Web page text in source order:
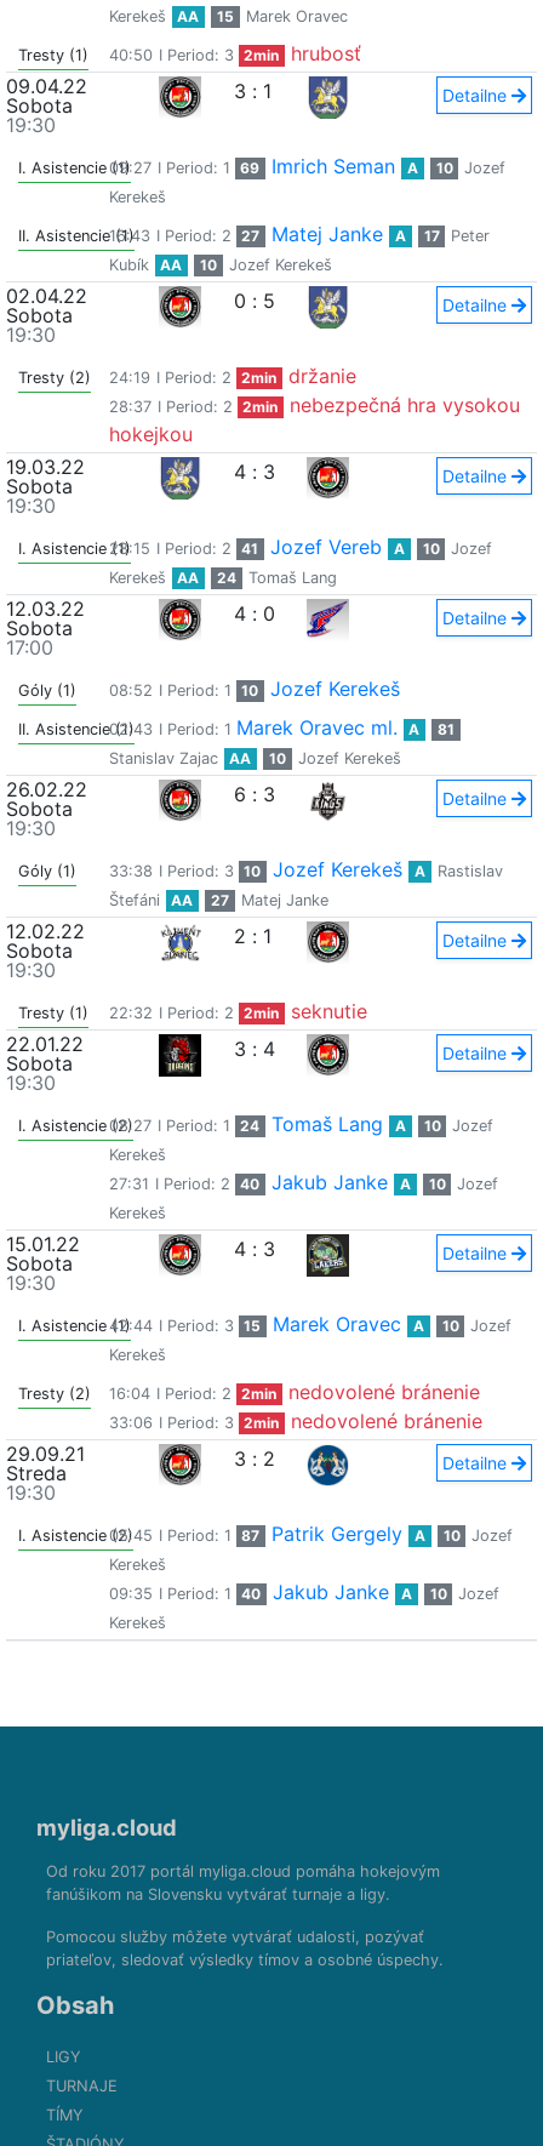
Kerekeš
AA 15 Marek Oravec
Tresty (1) 40:50 I Period: 3 2min
hrubosť
09.04.22
Sobota
19:30
3 : 1 Detailne
I. Asistencie (1)09:27 I Period: 1 69 Imrich Seman A 10
Jozef
Kerekeš
II. Asistencie (1)
16:43 I Period: 2 27 Matej Janke A 17
Peter
Kubík
AA 10 Jozef Kerekeš
02.04.22
Sobota
19:30
0 : 5 Detailne
Tresty (2) 24:19 I Period: 2 2min držanie
28:37 I Period: 2 2min
nebezpečná hra vysokou
hokejkou
19.03.22
Sobota
19:30
4 : 3 Detailne
I. Asistencie (1)28:15 I Period: 2 41 Jozef Vereb A 10
Jozef
Kerekeš
AA 24 Tomaš Lang
12.03.22
Sobota
17:00
4 : 0 Detailne
Góly (1) 08:52 I Period: 1 10 Jozef Kerekeš
II. Asistencie (1)
02:43 I Period: 1 Marek Oravec ml. A
81
Stanislav Zajac
AA 10 Jozef Kerekeš
26.02.22
Sobota
19:30
6 : 3 Detailne
Góly (1) 33:38 I Period: 3 10 Jozef Kerekeš A
Rastislav
Štefáni
AA 27 Matej Janke
12.02.22
Sobota
19:30
2 : 1 Detailne
Tresty (1) 22:32 I Period: 2 2min
seknutie
22.01.22
Sobota
19:30
3 : 4 Detailne
I. Asistencie (2)08:27 I Period: 1 24 Tomaš Lang A 10
Jozef
Kerekeš
27:31 I Period: 2 40 Jakub Janke A 10
Jozef
Kerekeš
15.01.22
Sobota
19:30
4 : 3 Detailne
I. Asistencie (1)42:44 I Period: 3 15 Marek Oravec A 10
Jozef
Kerekeš
Tresty (2) 16:04 I Period: 2 2min nedovolené bránenie
33:06 I Period: 3 2min
nedovolené bránenie
29.09.21
Streda
19:30
3 : 2 Detailne
I. Asistencie (2)05:45 I Period: 1 87 Patrik Gergely A 10
Jozef
Kerekeš
09:35 I Period: 1 40 Jakub Janke A 10
Jozef
Kerekeš
myliga.cloud
Od roku 2017 portál myliga.cloud pomáha hokejovým
fanúšikom na Slovensku vytvárať turnaje a ligy.
Pomocou služby môžete vytvárať udalosti, pozývať
priateľov, sledovať výsledky tímov a osobné úspechy.
Obsah
LIGY
TURNAJE
TÍMY